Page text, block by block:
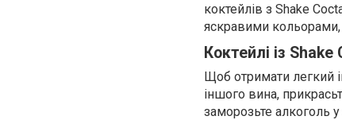
коктейлів з Shake
яскравими
Коктейлі із
Щоб отримати легкий
іншого вина,
заморозьте алкоголь